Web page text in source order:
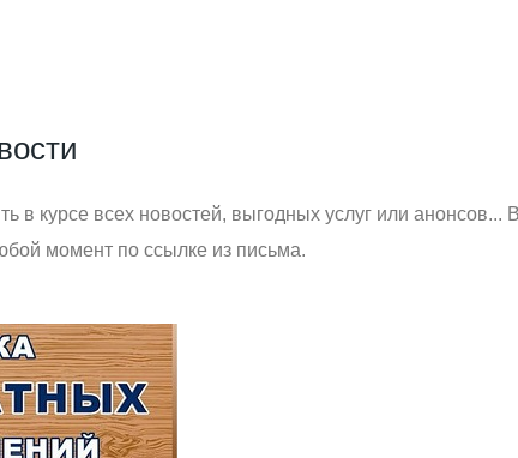
в курсе всех новостей, выгодных услуг или
момент по ссылке из письма.